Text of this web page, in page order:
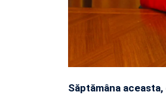
Săptămâna